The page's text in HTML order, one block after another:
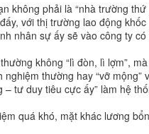
không phải là “nhà trường
với thị trường lao động
nhân sự ấy sẽ vào công ty
không “lì đòn, lì lợm”,
thường hay “vỡ
tư duy tiêu cực ấy” làm hệ
quá khó, mặt khác lương